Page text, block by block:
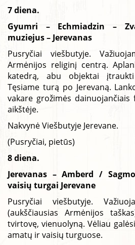
7 diena.
Gyumri – Echmiadzin –
muziejus – Jerevanas
Pusryčiai viešbutyje.
Armėnijos religinį centrą.
katedrą, abu objektai
Tęsiame turą po Jerevaną.
vakare grožimės dainuojančiais
aikštėje.
Nakvynė Viešbutyje Jerevane.
(Pusryčiai, pietūs)
8 diena.
Jerevanas – Amberd /
vaisių turgai Jerevane
Pusryčiai viešbutyje.
(aukščiausias Armėnijos
tvirtovę, vienuolyną. Vėliau
amatų ir vaisių turguose.